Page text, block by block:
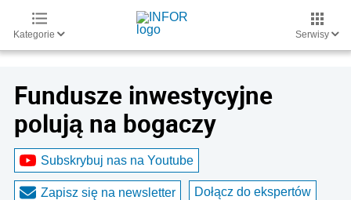
Kategorie Serwisy
Fundusze inwestycyjne
polują na bogaczy
Subskrybuj nas na Youtube
Zapisz się na newsletter Dołącz do ekspertów